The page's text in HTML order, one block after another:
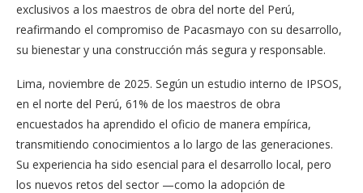
exclusivos a los maestros de obra del norte del Perú,
reafirmando el compromiso de Pacasmayo con su desarrollo,
su bienestar y una construcción más segura y responsable.
Lima, noviembre de 2025. Según un estudio interno de IPSOS,
en el norte del Perú, 61% de los maestros de obra
encuestados ha aprendido el oficio de manera empírica,
transmitiendo conocimientos a lo largo de las generaciones.
Su experiencia ha sido esencial para el desarrollo local, pero
los nuevos retos del sector —como la adopción de